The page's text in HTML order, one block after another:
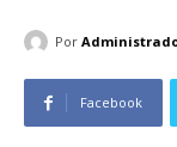
Por
Facebook